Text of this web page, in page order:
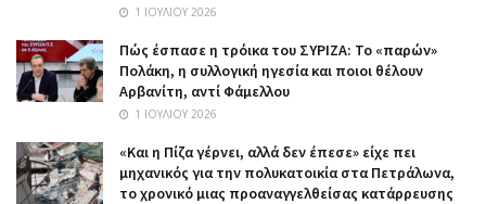
1 ΙΟΥΛΊΟΥ 2026
Πώς έσπασε η τρόικα του ΣΥΡΙΖΑ: Το «παρών»
Πολάκη, η συλλογική ηγεσία και ποιοι θέλουν
Αρβανίτη, αντί Φάμελλου
1 ΙΟΥΛΊΟΥ 2026
«Και η Πίζα γέρνει, αλλά δεν έπεσε» είχε πει
μηχανικός για την πολυκατοικία στα Πετράλωνα,
το χρονικό μιας προαναγγελθείσας κατάρρευσης